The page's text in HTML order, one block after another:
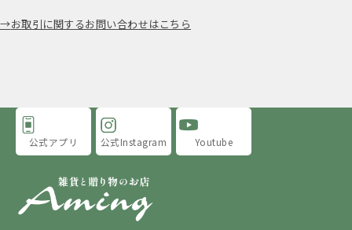
お取引に関するお問い合わせはこちら
公式アプリ 公式Instagram Youtube